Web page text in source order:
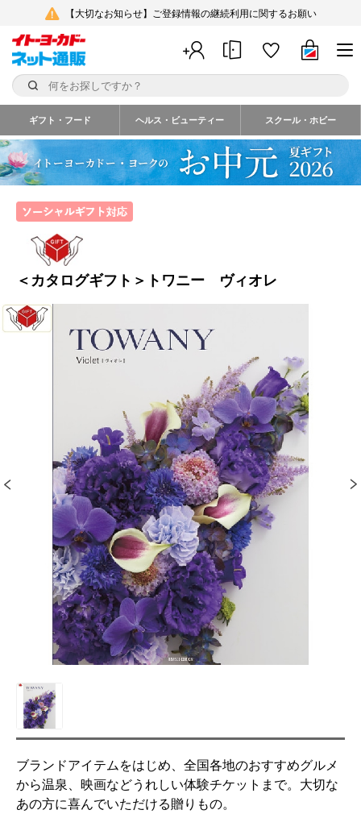
【大切なお知らせ】ご登録情報の継続利用に関するお願い
ギフト・フード ヘルス・ビューティー スクール・ホビー
＜カタログギフト＞トワニー ヴィオレ
ブランドアイテムをはじめ、全国各地のおすすめグルメ
から温泉、映画などうれしい体験チケットまで。大切な
あの方に喜んでいただける贈りもの。